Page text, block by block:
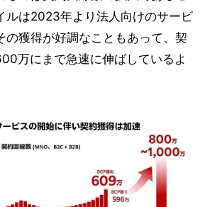
ルは2023年より法人向けのサービ
の獲得が好調なこともあって、契
万にまで急速に伸ばしているよ